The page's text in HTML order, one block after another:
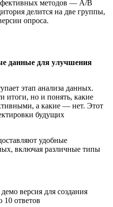
методов — A/B
делится на две группы,
опроса.
данные для улучшения
этап анализа данных.
итоги, но и понять, какие
а какие — нет. Этот
будущих
удобные
включая различные типы
версия для создания
10 ответов